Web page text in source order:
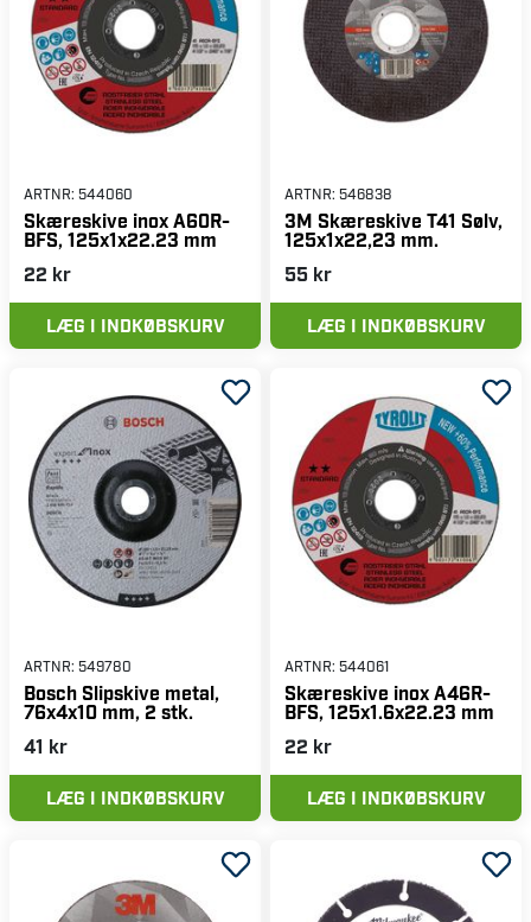
ARTNR: 544060
Skæreskive inox A60R-
BFS, 125x1x22.23 mm
22 kr
LÆG I INDKØBSKURV
ARTNR: 546838
3M Skæreskive T41 Sølv,
125x1x22,23 mm.
55 kr
LÆG I INDKØBSKURV
ARTNR: 549780
Bosch Slipskive metal,
76x4x10 mm, 2 stk.
41 kr
LÆG I INDKØBSKURV
ARTNR: 544061
Skæreskive inox A46R-
BFS, 125x1.6x22.23 mm
22 kr
LÆG I INDKØBSKURV